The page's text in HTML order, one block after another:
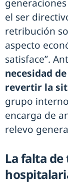
el ser
retribución
aspecto
satisface”.
necesidad
revertir la
grupo
encarga de
relevo
La falta